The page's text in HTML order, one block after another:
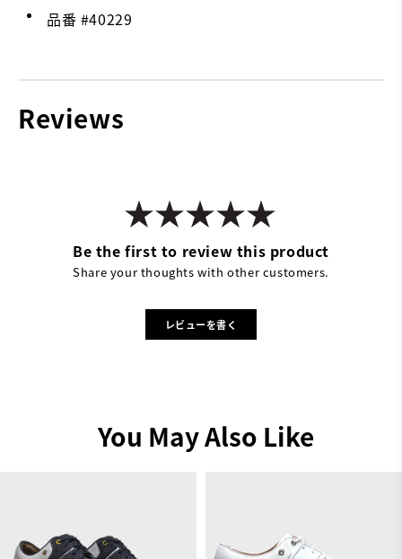
品番 #40229
Reviews
Be the first to review this product
Share your thoughts with other customers.
レビューを書く
You May Also Like